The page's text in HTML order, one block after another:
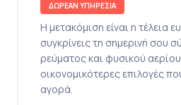
ΔΩΡΕΑΝ ΥΠΗΡΕΣΙΑ
Η μετακόμιση είναι η τέλεια
συγκρίνεις τη σημερινή σου
ρεύματος και φυσικού αερίου
οικονομικότερες επιλογές
αγορά.